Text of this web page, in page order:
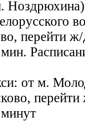
перейти
от м.